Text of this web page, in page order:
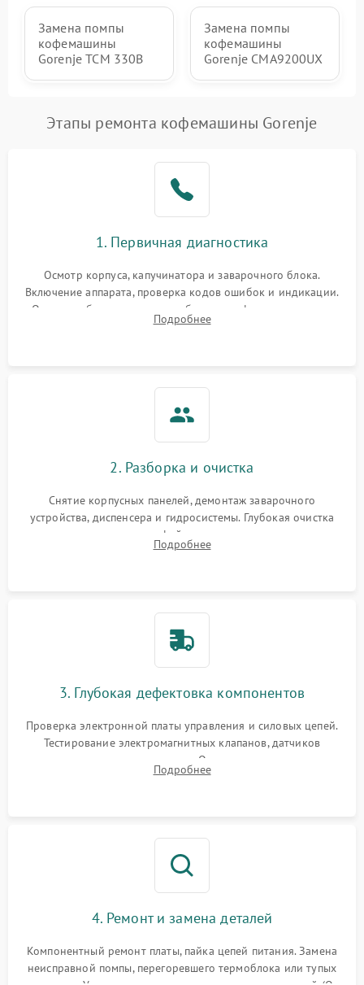
Замена помпы
кофемашины
Gorenje TCM 330B
Замена помпы
кофемашины
Gorenje CMA9200UX
Этапы ремонта кофемашины Gorenje
1. Первичная диагностика
Осмотр корпуса, капучинатора и заварочного блока.
Включение аппарата, проверка кодов ошибок и индикации.
Оценка работы помпы, термоблока и кофемолки на слух.
Измерение температуры и давления воды для выявления
Подробнее
2. Разборка и очистка
Снятие корпусных панелей, демонтаж заварочного
устройства, диспенсера и гидросистемы. Глубокая очистка
внутренних узлов от кофейных масел, жмыха и накипи.
Промывка дренажных каналов и фильтров с использованием
Подробнее
3. Глубокая дефектовка компонентов
Проверка электронной платы управления и силовых цепей.
Тестирование электромагнитных клапанов, датчиков
температуры и расходомера. Оценка степени износа
жерновов кофемолки, уплотнительных колец гидросистемы
Подробнее
4. Ремонт и замена деталей
Компонентный ремонт платы, пайка цепей питания. Замена
неисправной помпы, перегоревшего термоблока или тупых